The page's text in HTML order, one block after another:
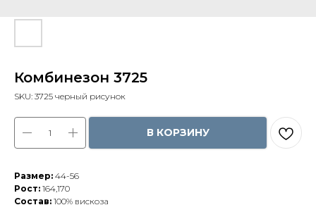
Комбинезон 3725
SKU: 3725 черный рисунок
В КОРЗИНУ
Размер: 44-56
Рост: 164,170
Состав: 100% вискоза